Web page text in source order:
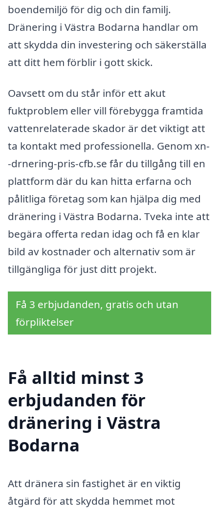
boendemiljö för dig och din familj.
Dränering i Västra Bodarna handlar om
att skydda din investering och säkerställa
att ditt hem förblir i gott skick.
Oavsett om du står inför ett akut
fuktproblem eller vill förebygga framtida
vattenrelaterade skador är det viktigt att
ta kontakt med professionella. Genom xn-
-drnering-pris-cfb.se får du tillgång till en
plattform där du kan hitta erfarna och
pålitliga företag som kan hjälpa dig med
dränering i Västra Bodarna. Tveka inte att
begära offerta redan idag och få en klar
bild av kostnader och alternativ som är
tillgängliga för just ditt projekt.
Få 3 erbjudanden, gratis och utan
förpliktelser
Få alltid minst 3
erbjudanden för
dränering i Västra
Bodarna
Att dränera sin fastighet är en viktig
åtgärd för att skydda hemmet mot